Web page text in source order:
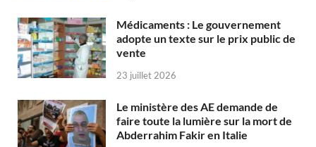
Médicaments : Le gouvernement
adopte un texte sur le prix public de
vente
23 juillet 2026
Le ministère des AE demande de
faire toute la lumière sur la mort de
Abderrahim Fakir en Italie